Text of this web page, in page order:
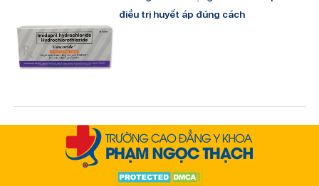
điều trị huyết áp đúng cách